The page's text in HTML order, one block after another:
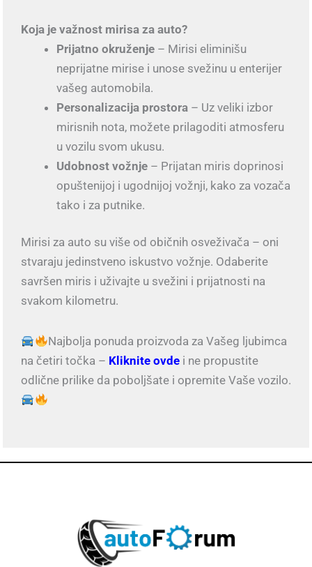
Koja je važnost mirisa za auto?
Prijatno okruženje– Mirisi eliminišu
neprijatne mirise i unose svežinu u enterijer
vašeg automobila.
Personalizacija prostora– Uz veliki izbor
mirisnih nota, možete prilagoditi atmosferu
u vozilu svom ukusu.
Udobnost vožnje– Prijatan miris doprinosi
opuštenijoj i ugodnijoj vožnji, kako za vozača
tako i za putnike.
Mirisi za auto su više od običnih osveživača – oni
stvaraju jedinstveno iskustvo vožnje. Odaberite
savršen miris i uživajte u svežini i prijatnosti na
svakom kilometru.
Najbolja ponuda proizvoda za Vašeg ljubimca
na četiri točka – Kliknite ovdei ne propustite
odlične prilike da poboljšate i opremite Vaše vozilo.